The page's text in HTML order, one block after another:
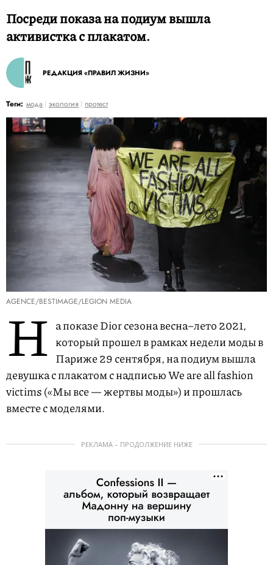
Посреди показа на подиум вышла
активистка с плакатом.
РЕДАКЦИЯ «ПРАВИЛ ЖИЗНИ»
Теги: мода экология протест
AGENCE/BESTIMAGE/LEGION MEDIA
Н а показе Dior сезона весна–лето 2021,
который прошел в рамках недели моды в
Париже 29 сентября, на подиум вышла
девушка с плакатом с надписью We are all fashion
victims («Мы все — жертвы моды») и прошлась
вместе с моделями.
РЕКЛАМА – ПРОДОЛЖЕНИЕ НИЖЕ